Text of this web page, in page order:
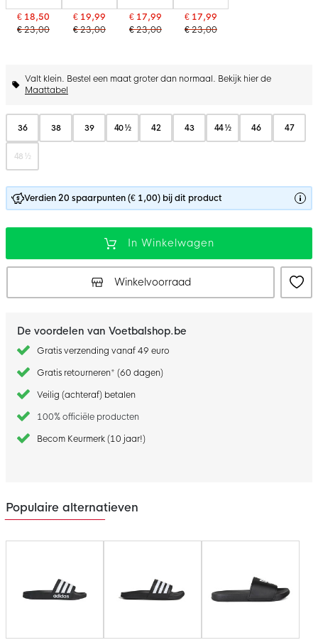
€ 18,50
€ 23,00
€ 19,99
€ 23,00
€ 17,99
€ 23,00
€ 17,99
€ 23,00
36 38 39 40 ½ 42 43 44 ½ 46 47
48 ½
Valt klein. Bestel een maat groter dan normaal. Bekijk hier de
Maattabel
Verdien 20 spaarpunten (€ 1,00) bij dit product
In Winkelwagen
Winkelvoorraad
De voordelen van Voetbalshop.be
Gratis verzending vanaf 49 euro
Gratis retourneren* (60 dagen)
Veilig (achteraf) betalen
100% officiële producten
Becom Keurmerk (10 jaar!)
Populaire alternatieven